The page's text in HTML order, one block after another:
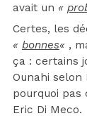
avait un «
Certes, les
« bonnes« ,
ça : certains
Ounahi selon
pourquoi
Eric Di Meco.